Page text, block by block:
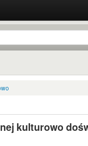
kulturowo